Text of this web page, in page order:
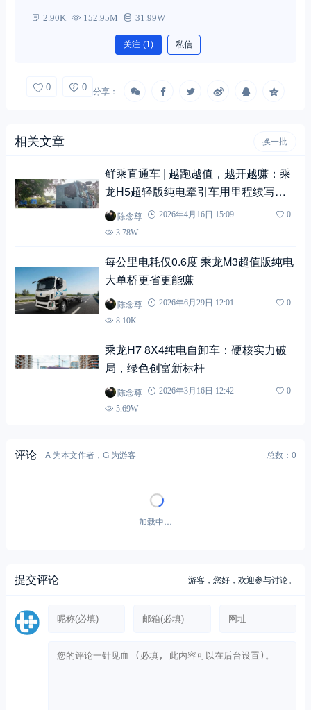
2.90K 152.95M 31.99W
关注 (1) 私信
0 0 分享：
相关文章 换一批
鲜乘直通车 | 越跑越值，越开越赚：乘
龙H5超轻版纯电牵引车用里程续写前
程，用实力兑现收益
陈念尊 2026年4月16日 15:09
0
3.78W
每公里电耗仅0.6度 乘龙M3超值版纯电
大单桥更省更能赚
陈念尊 2026年6月29日 12:01
0
8.10K
乘龙H7 8X4纯电自卸车：硬核实力破
局，绿色创富新标杆
陈念尊 2026年3月16日 12:42
0
5.69W
评论 A 为本文作者，G 为游客 总数：0
加载中…
提交评论 游客，您好，欢迎参与讨论。